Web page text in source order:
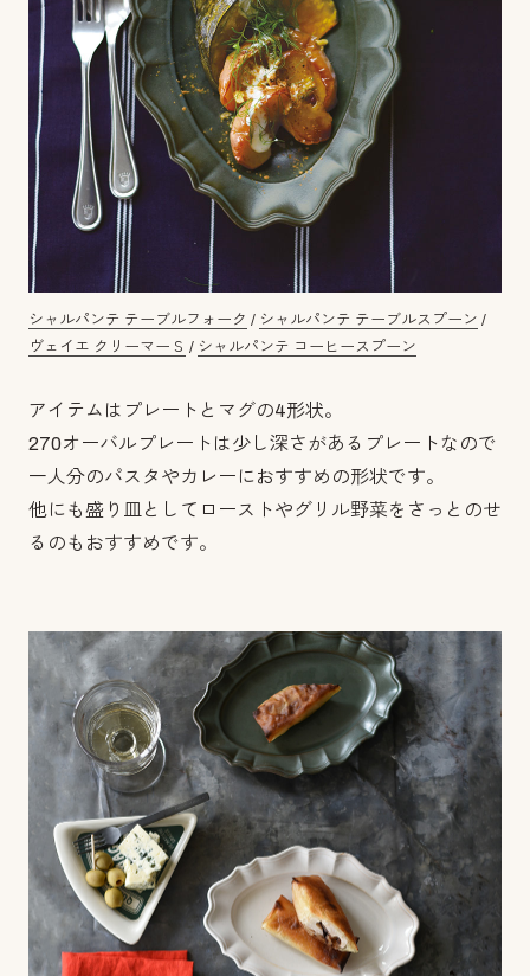
シャルパンテ テーブルフォーク / シャルパンテ テーブルスプーン /
ヴェイエ クリーマーＳ / シャルパンテ コーヒースプーン
アイテムはプレートとマグの4形状。
270オーバルプレートは少し深さがあるプレートなので
一人分のパスタやカレーにおすすめの形状です。
他にも盛り皿としてローストやグリル野菜をさっとのせ
るのもおすすめです。